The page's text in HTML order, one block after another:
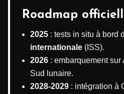
Roadmap
2025 : tests in situ à bord
internationale (ISS).
2026 : embarquement sur
Sud lunaire.
2028-2029 : intégration à